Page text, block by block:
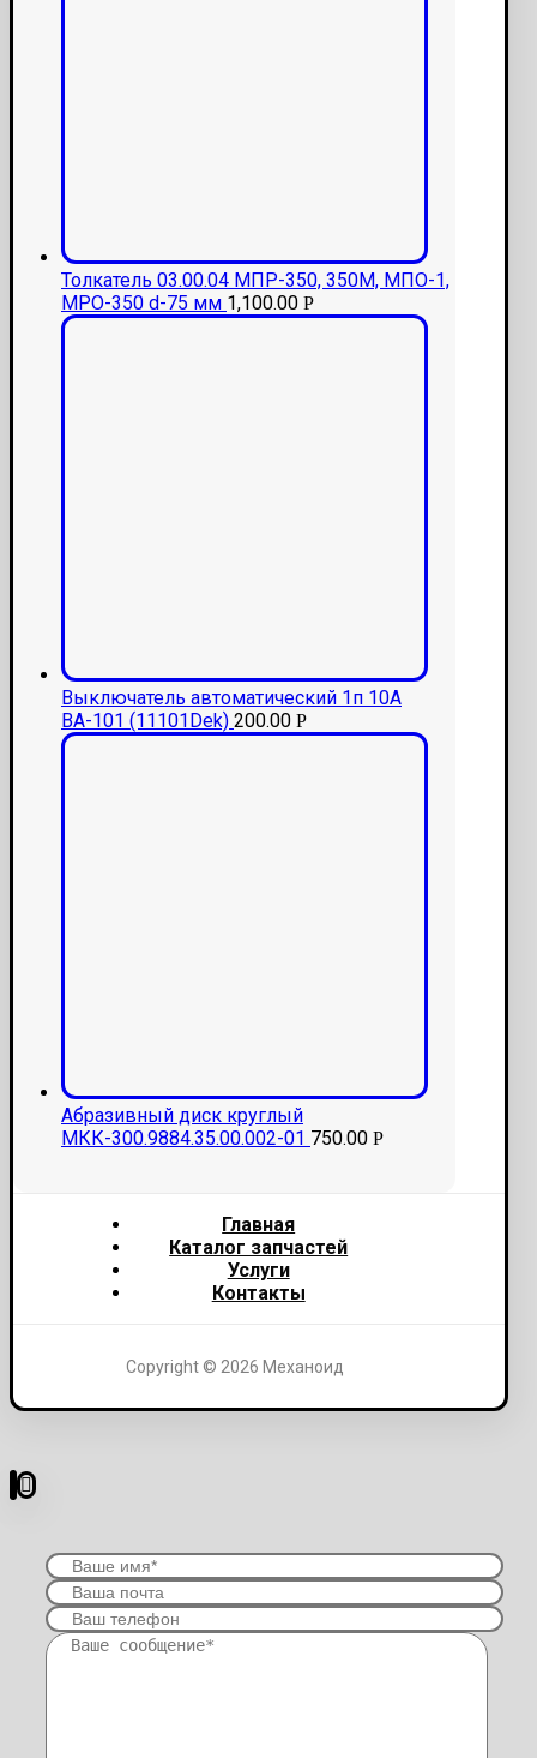
Толкатель 03.00.04 МПР-350, 350М, МПО-1,
МРО-350 d-75 мм 1,100.00 Р
Выключатель автоматический 1п 10А
ВА-101 (11101Dek) 200.00 Р
Абразивный диск круглый
МКК-300.9884.35.00.002-01 750.00 Р
Главная
Каталог запчастей
Услуги
Контакты
Copyright © 2026 Механоид